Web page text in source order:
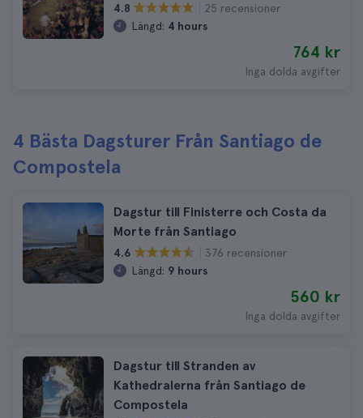
4.8
25 recensioner
Längd: 4 hours
764 kr
Inga dolda avgifter
4 Bästa Dagsturer Från Santiago de
Compostela
Dagstur till Finisterre och Costa da
Morte från Santiago
4.6
376 recensioner
Längd: 9 hours
560 kr
Inga dolda avgifter
Dagstur till Stranden av
Kathedralerna från Santiago de
Compostela